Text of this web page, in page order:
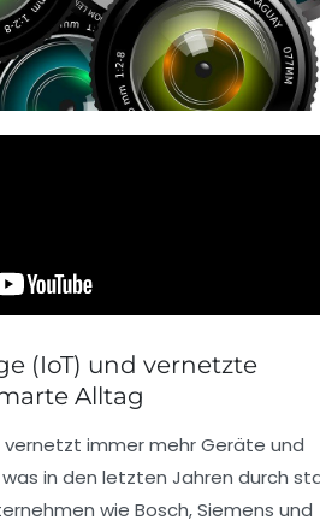
(IoT) und vernetzte
Alltag
vernetzt immer mehr Geräte und
in den letzten Jahren durch
wie Bosch, Siemens und